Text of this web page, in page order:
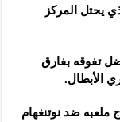
الذي يحتل المركز
تفوقه بفارق
الأبطال.
ضد نوتنغهام